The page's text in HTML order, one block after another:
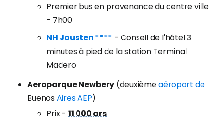
Premier bus en provenance du centre ville
- 7h00
NH Jousten **** - Conseil de l'hôtel 3
minutes à pied de la station Terminal
Madero
Aeroparque Newbery (deuxièmeaéroport de
BuenosAiresAEP)
Prix - 11 000 ars